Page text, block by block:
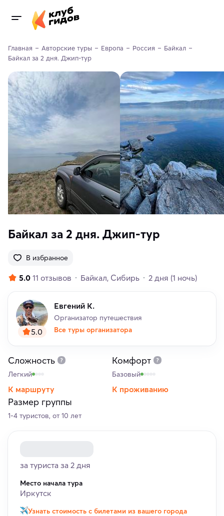
Главная Авторские туры Европа Россия
Байкал
Байкал за 2 дня. Джип-тур
Байкал за 2 дня. Джип-тур
В избранное
5.0 11 отзывов Байкал Сибирь 2 дня (1 ночь)
5.0
Евгений К.
Организатор путешествия
Все туры организатора
Сложность
Легкий
К маршруту
Комфорт
Базовый
К проживанию
Размер группы
1-4 туристов, от 10 лет
за туриста за 2 дня
Место начала тура
Иркутск
Узнать стоимость с билетами из вашего города